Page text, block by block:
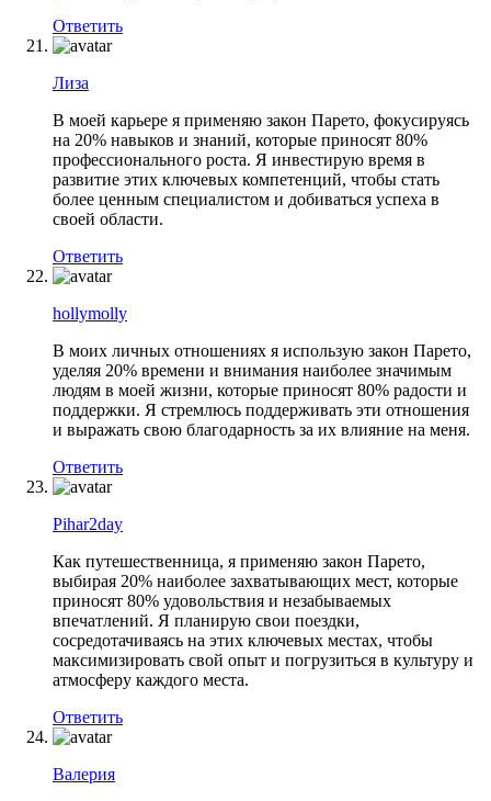
Ответить
Лиза
В моей карьере я применяю закон Парето, фокусируясь
на 20% навыков и знаний, которые приносят 80%
профессионального роста. Я инвестирую время в
развитие этих ключевых компетенций, чтобы стать
более ценным специалистом и добиваться успеха в
своей области.
Ответить
hollymolly
В моих личных отношениях я использую закон Парето,
уделяя 20% времени и внимания наиболее значимым
людям в моей жизни, которые приносят 80% радости и
поддержки. Я стремлюсь поддерживать эти отношения
и выражать свою благодарность за их влияние на меня.
Ответить
Pihar2day
Как путешественница, я применяю закон Парето,
выбирая 20% наиболее захватывающих мест, которые
приносят 80% удовольствия и незабываемых
впечатлений. Я планирую свои поездки,
сосредотачиваясь на этих ключевых местах, чтобы
максимизировать свой опыт и погрузиться в культуру и
атмосферу каждого места.
Ответить
Валерия